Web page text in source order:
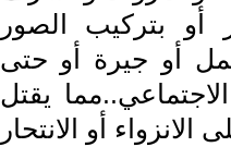
أو بتركيب الصور
أو جيرة أو حتى
يقتل
أو الانتحار